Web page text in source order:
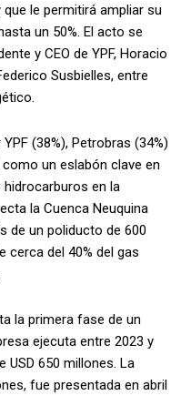
le permitirá ampliar su
un 50%. El acto se
y CEO de YPF, Horacio
Susbielles, entre
(38%), Petrobras (34%)
un eslabón clave en
en la
la Cuenca Neuquina
de un poliducto de 600
cerca del 40% del gas
la primera fase de un
ejecuta entre 2023 y
USD 650 millones. La
fue presentada en abril